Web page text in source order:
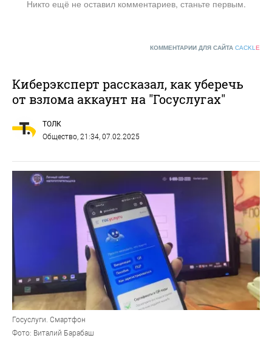
Никто ещё не оставил комментариев, станьте первым.
КОММЕНТАРИИ ДЛЯ САЙТА CACKL E
Киберэксперт рассказал, как уберечь
от взлома аккаунт на "Госуслугах"
ТОЛК
Общество , 21:34, 07.02.2025
Госуслуги. Смартфон
Фото: Виталий Барабаш